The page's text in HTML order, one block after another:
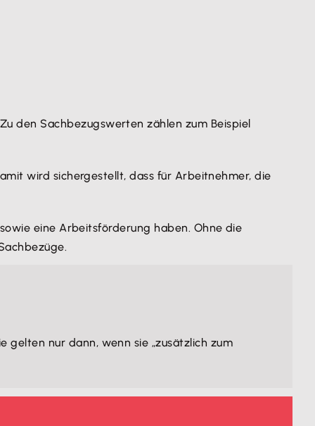
den Sachbezugswerten zählen zum Beispiel
wird sichergestellt, dass für Arbeitnehmer, die
sowie eine Arbeitsförderung haben. Ohne die
gelten nur dann, wenn sie „zusätzlich zum